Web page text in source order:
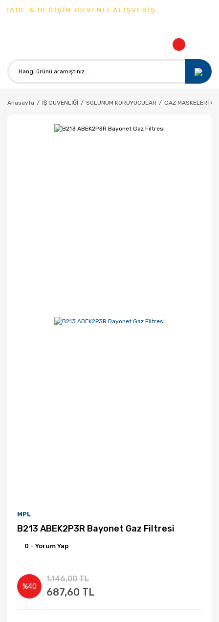
& DEĞİŞİM GÜVENLİ ALIŞVERİŞ
Anasayfa İŞ GÜVENLİĞİ SOLUNUM KORUYUCULAR GAZ MASKELERİ VE
MPL
B213 ABEK2P3R Bayonet Gaz Filtresi
0 - Yorum Yap
%40
1.146,00 TL
687,60 TL